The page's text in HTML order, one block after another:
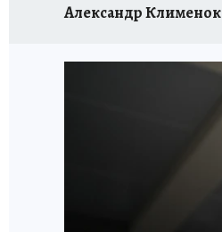
Александр Клименок